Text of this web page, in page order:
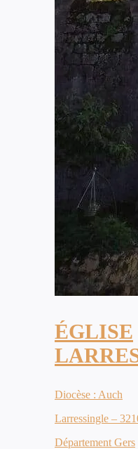
ÉGLISE
Diocèse : Auch
Larressingle –
Département Gers